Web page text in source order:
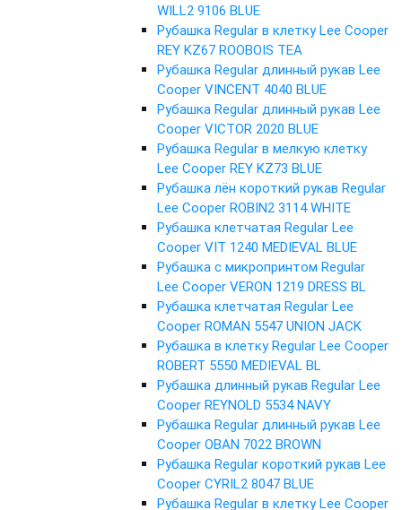
WILL2 9106 BLUE
Рубашка Regular в клетку Lee Cooper
REY KZ67 ROOBOIS TEA
Рубашка Regular длинный рукав Lee
Cooper VINCENT 4040 BLUE
Рубашка Regular длинный рукав Lee
Cooper VICTOR 2020 BLUE
Рубашка Regular в мелкую клетку
Lee Cooper REY KZ73 BLUE
Рубашка лён короткий рукав Regular
Lee Cooper ROBIN2 3114 WHITE
Рубашка клетчатая Regular Lee
Cooper VIT 1240 MEDIEVAL BLUE
Рубашка с микропринтом Regular
Lee Cooper VERON 1219 DRESS BL
Рубашка клетчатая Regular Lee
Cooper ROMAN 5547 UNION JACK
Рубашка в клетку Regular Lee Cooper
ROBERT 5550 MEDIEVAL BL
Рубашка длинный рукав Regular Lee
Cooper REYNOLD 5534 NAVY
Рубашка Regular длинный рукав Lee
Cooper OBAN 7022 BROWN
Рубашка Regular короткий рукав Lee
Cooper CYRIL2 8047 BLUE
Рубашка Regular в клетку Lee Cooper